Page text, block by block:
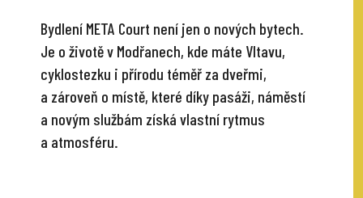
Bydlení META Court není jen o nových bytech.
Je o životě v Modřanech, kde máte Vltavu,
cyklostezku i přírodu téměř za dveřmi,
a zároveň o místě, které díky pasáži, náměstí
a novým službám získá vlastní rytmus
a atmosféru.